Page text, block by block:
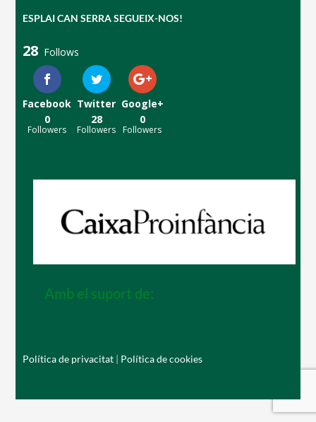
ESPLAI CAN SERRA SEGUEIX-NOS!
28 Follows
Facebook
0
Followers
Twitter
28
Followers
Google+
0
Followers
Amb el suport de:
Política de privacitat | Política de cookies
Proposta educativa
ACTUALITAT
Fundesplai als mitjans
COL·LABORA